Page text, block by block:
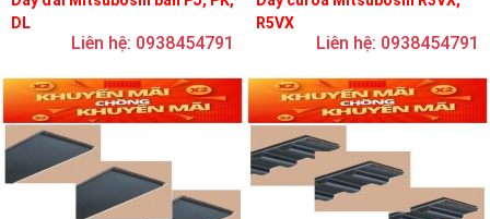
DL
Liên hệ: 0938454791
R5VX
Liên hệ: 0938454791